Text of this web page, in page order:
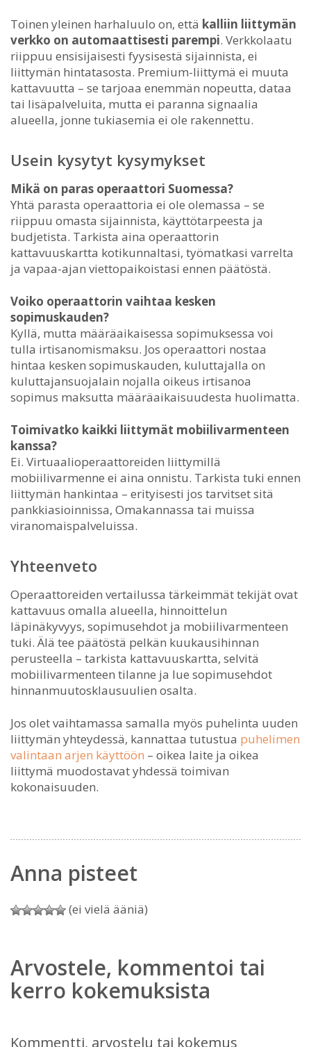
Toinen yleinen harhaluulo on, että kalliin liittymän
verkko on automaattisesti parempi. Verkkolaatu
riippuu ensisijaisesti fyysisestä sijainnista, ei
liittymän hintatasosta. Premium-liittymä ei muuta
kattavuutta – se tarjoaa enemmän nopeutta, dataa
tai lisäpalveluita, mutta ei paranna signaalia
alueella, jonne tukiasemia ei ole rakennettu.
Usein kysytyt kysymykset
Mikä on paras operaattori Suomessa?
Yhtä parasta operaattoria ei ole olemassa – se
riippuu omasta sijainnista, käyttötarpeesta ja
budjetista. Tarkista aina operaattorin
kattavuuskartta kotikunnaltasi, työmatkasi varrelta
ja vapaa-ajan viettopaikoistasi ennen päätöstä.
Voiko operaattorin vaihtaa kesken
sopimuskauden?
Kyllä, mutta määräaikaisessa sopimuksessa voi
tulla irtisanomismaksu. Jos operaattori nostaa
hintaa kesken sopimuskauden, kuluttajalla on
kuluttajansuojalain nojalla oikeus irtisanoa
sopimus maksutta määräaikaisuudesta huolimatta.
Toimivatko kaikki liittymät mobiilivarmenteen
kanssa?
Ei. Virtuaalioperaattoreiden liittymillä
mobiilivarmenne ei aina onnistu. Tarkista tuki ennen
liittymän hankintaa – erityisesti jos tarvitset sitä
pankkiasioinnissa, Omakannassa tai muissa
viranomaispalveluissa.
Yhteenveto
Operaattoreiden vertailussa tärkeimmät tekijät ovat
kattavuus omalla alueella, hinnoittelun
läpinäkyvyys, sopimusehdot ja mobiilivarmenteen
tuki. Älä tee päätöstä pelkän kuukausihinnan
perusteella – tarkista kattavuuskartta, selvitä
mobiilivarmenteen tilanne ja lue sopimusehdot
hinnanmuutosklausuulien osalta.
Jos olet vaihtamassa samalla myös puhelinta uuden
liittymän yhteydessä, kannattaa tutustua puhelimen
valintaan arjen käyttöön – oikea laite ja oikea
liittymä muodostavat yhdessä toimivan
kokonaisuuden.
Anna pisteet
(ei vielä ääniä)
Arvostele, kommentoi tai
kerro kokemuksista
Kommentti, arvostelu tai kokemus